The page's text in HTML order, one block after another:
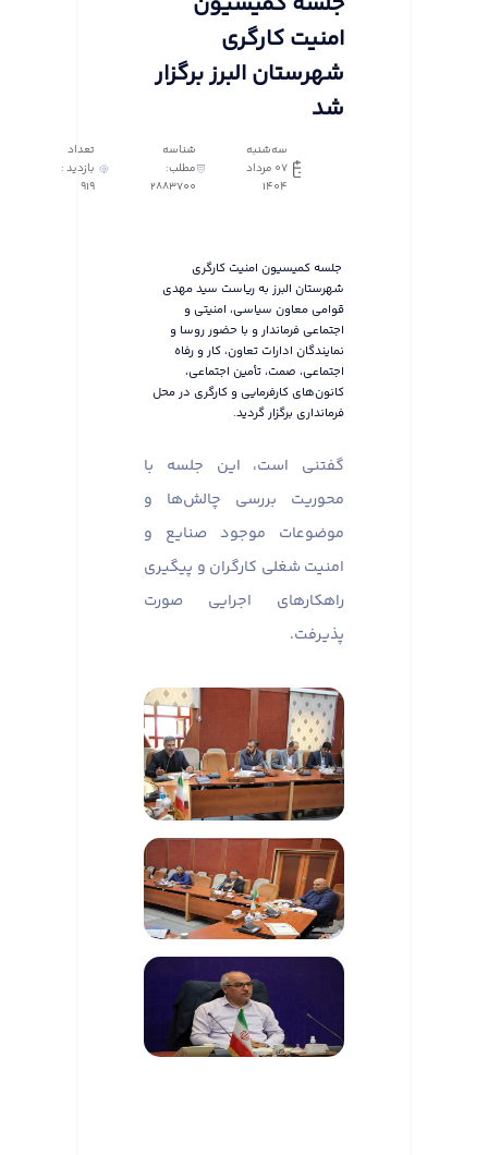
امنیت کارگری
شهرستان البرز برگزار
شد
سه‌شنبه
07 مرداد
1404
شناسه
مطلب:
2883700
تعداد
بازدید :
919
جلسه کمیسیون امنیت کارگری
شهرستان البرز به ریاست سید مهدی
قوامی معاون سیاسی، امنیتی و
اجتماعی فرماندار و با حضور روسا و
نمایندگان ادارات تعاون، کار و رفاه
اجتماعی، صمت، تأمین اجتماعی،
کانون‌های کارفرمایی و کارگری در محل
فرمانداری برگزار گردید.
گفتنی است، این جلسه با
محوریت بررسی چالش‌ها و
موضوعات موجود صنایع و
امنیت شغلی کارگران و پیگیری
راهکارهای اجرایی صورت
پذیرفت.